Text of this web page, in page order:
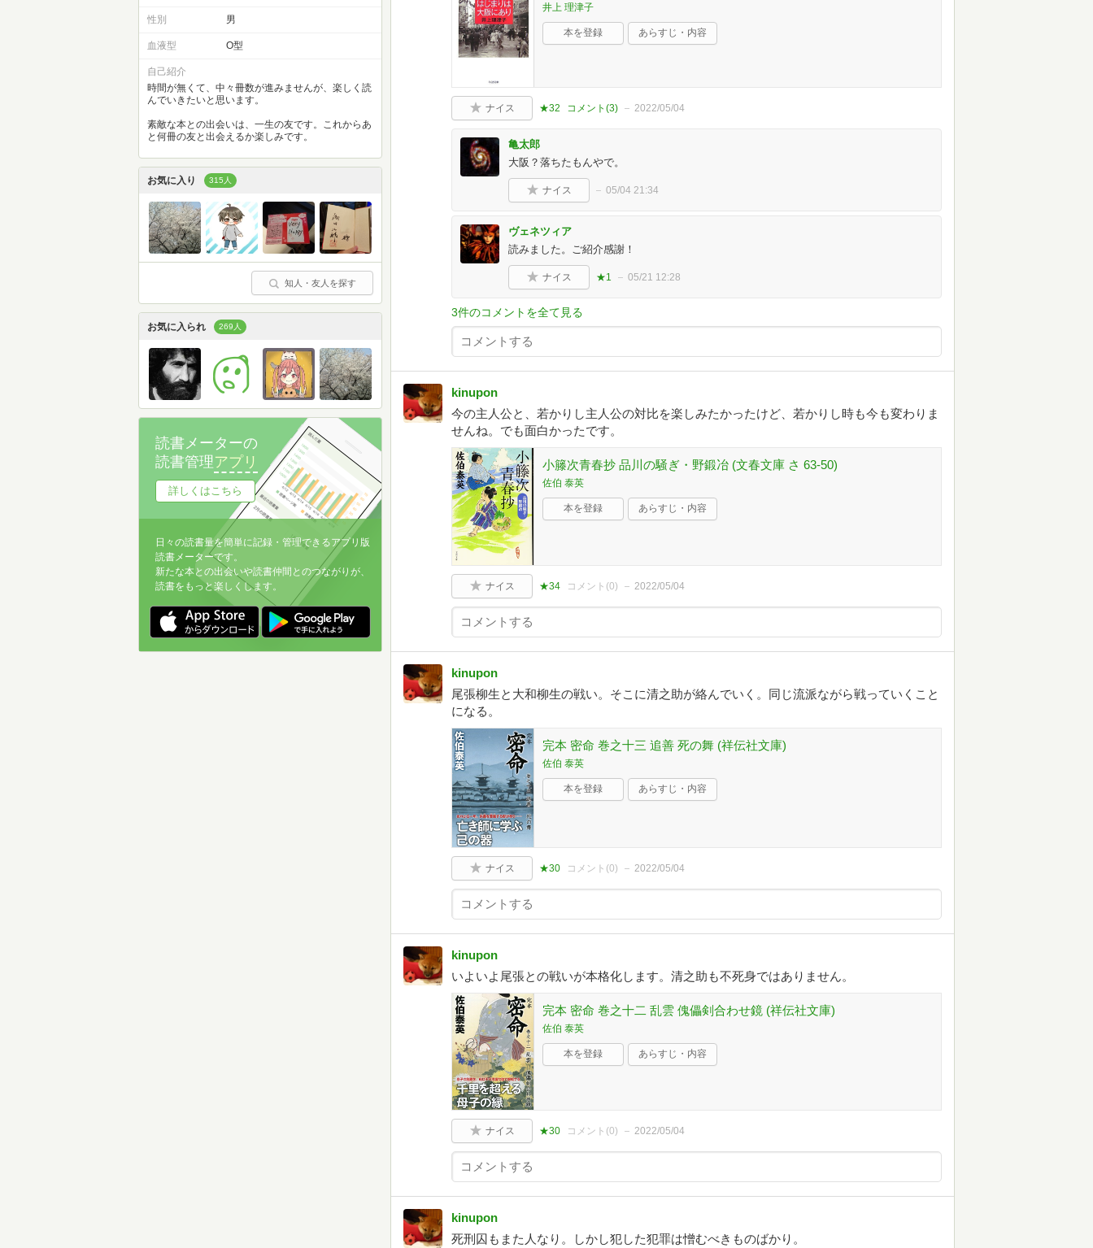
井上 理津子
本を登録 あらすじ・内容
ナイス ★32 コメント(3) 2022/05/04
亀太郎
大阪？落ちたもんやで。
ナイス 05/04 21:34
ヴェネツィア
読みました。ご紹介感謝！
ナイス ★1 05/21 12:28
3件のコメントを全て見る
kinupon
今の主人公と、若かりし主人公の対比を楽しみたかったけど、若かりし時も今も変わりま
せんね。でも面白かったです。
小籐次青春抄 品川の騒ぎ・野鍛冶 (文春文庫 さ 63-50)
佐伯 泰英
本を登録 あらすじ・内容
ナイス ★34 コメント(0) 2022/05/04
kinupon
尾張柳生と大和柳生の戦い。そこに清之助が絡んでいく。同じ流派ながら戦っていくこと
になる。
完本 密命 巻之十三 追善 死の舞 (祥伝社文庫)
佐伯 泰英
本を登録 あらすじ・内容
ナイス ★30 コメント(0) 2022/05/04
kinupon
いよいよ尾張との戦いが本格化します。清之助も不死身ではありません。
完本 密命 巻之十二 乱雲 傀儡剣合わせ鏡 (祥伝社文庫)
佐伯 泰英
本を登録 あらすじ・内容
ナイス ★30 コメント(0) 2022/05/04
kinupon
死刑囚もまた人なり。しかし犯した犯罪は憎むべきものばかり。
性別 男
血液型 O型
自己紹介
時間が無くて、中々冊数が進みませんが、楽しく読
んでいきたいと思います。
素敵な本との出会いは、一生の友です。これからあ
と何冊の友と出会えるか楽しみです。
お気に入り 315人
知人・友人を探す
お気に入られ 269人
読書メーターの
読書管理アプリ
詳しくはこちら
日々の読書量を簡単に記録・管理できるアプリ版
読書メーターです。
新たな本との出会いや読書仲間とのつながりが、
読書をもっと楽しくします。